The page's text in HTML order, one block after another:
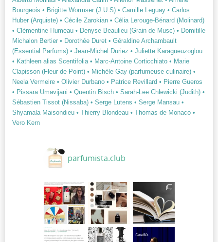
Bourgeois • Brigitte Wormser (J.U.S) • Camille Leguay • Carlos
Huber (Arquiste) • Cécile Zarokian • Célia Lerouge-Bénard (Molinard)
• Clémentine Humeau • Denyse Beaulieu (Grain de Musc) • Domitille
Michalon Bertier • Dorothée Duret • Géraldine Archambault
(Essential Parfums) • Jean-Michel Duriez • Juliette Karagueuzoglou
• Kathleen alias Scentifolia • Marc-Antoine Corticchiato • Marie
Clapisson (Fleur de Point) • Michèle Gay (parfumeuse culinaire) •
Neela Vermeire • Olivier Durbano • Patrice Revillard • Pierre Gueros
• Pissara Umavijani • Quentin Bisch • Sarah-Lee Chlewicki (Judith) •
Sébastien Tissot (Nissaba) • Serge Lutens • Serge Mansau •
Shyamala Maisondieu • Thierry Blondeau • Thomas de Monaco •
Vero Kern
parfumista.club